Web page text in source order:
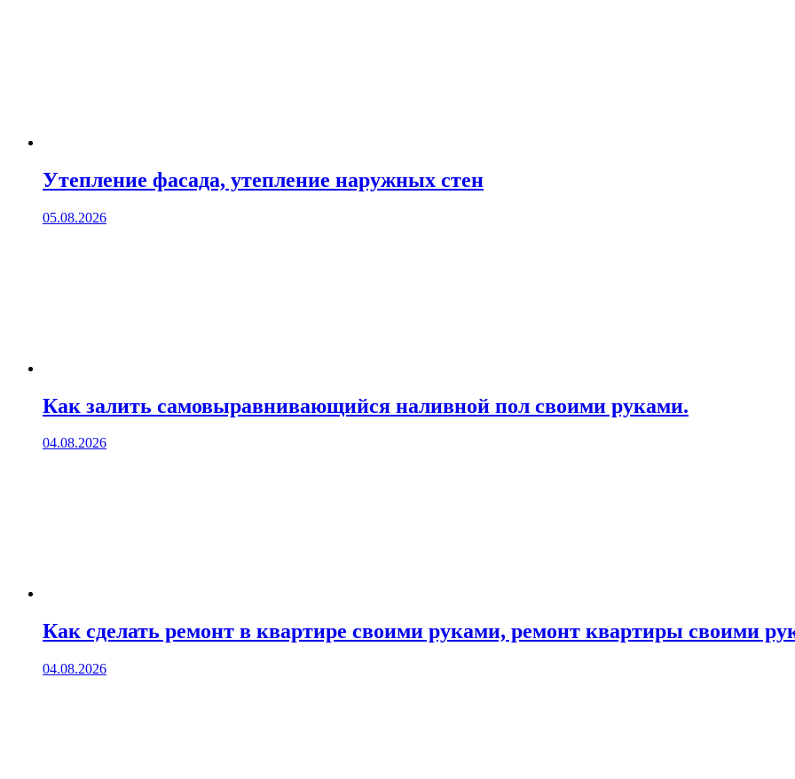
Утепление фасада, утепление наружных стен
05.08.2026
Как залить самовыравнивающийся наливной пол своими руками.
04.08.2026
Как сделать ремонт в квартире своими руками, ремонт квартиры своими
04.08.2026